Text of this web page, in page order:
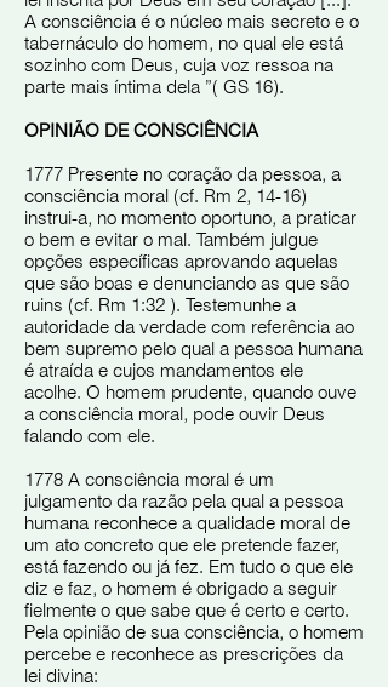
A consciência é o núcleo mais secreto e o
tabernáculo do homem, no qual ele está
sozinho com Deus, cuja voz ressoa na
parte mais íntima dela ”( GS 16).
OPINIÃO DE CONSCIÊNCIA
1777 Presente no coração da pessoa, a
consciência moral (cf. Rm 2, 14-16)
instrui-a, no momento oportuno, a praticar
o bem e evitar o mal. Também julgue
opções específicas aprovando aquelas
que são boas e denunciando as que são
ruins (cf. Rm 1:32 ). Testemunhe a
autoridade da verdade com referência ao
bem supremo pelo qual a pessoa humana
é atraída e cujos mandamentos ele
acolhe. O homem prudente, quando ouve
a consciência moral, pode ouvir Deus
falando com ele.
1778 A consciência moral é um
julgamento da razão pela qual a pessoa
humana reconhece a qualidade moral de
um ato concreto que ele pretende fazer,
está fazendo ou já fez. Em tudo o que ele
diz e faz, o homem é obrigado a seguir
fielmente o que sabe que é certo e certo.
Pela opinião de sua consciência, o homem
percebe e reconhece as prescrições da
lei divina: